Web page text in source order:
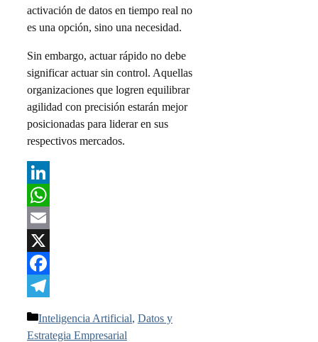
activación de datos en tiempo real no
es una opción, sino una necesidad.
Sin embargo, actuar rápido no debe
significar actuar sin control. Aquellas
organizaciones que logren equilibrar
agilidad con precisión estarán mejor
posicionadas para liderar en sus
respectivos mercados.
LinkedIn
WhatsApp
Email
X
Facebook
Categorías
Inteligencia Artificial, Datos y
Estrategia Empresarial